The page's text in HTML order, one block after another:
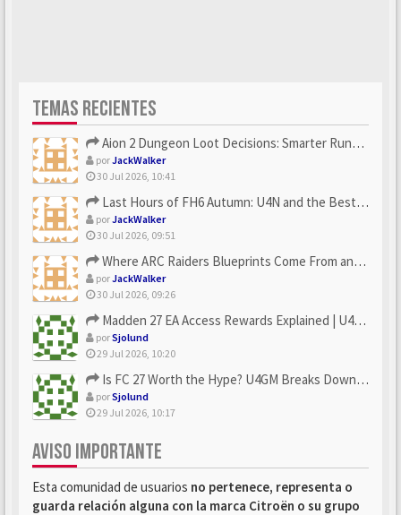
TEMAS RECIENTES
Aion 2 Dungeon Loot Decisions: Smarter Runs With U4N
porJackWalker
30 Jul 2026, 10:41
Last Hours of FH6 Autumn: U4N and the Best Rewards to Grab
porJackWalker
30 Jul 2026, 09:51
Where ARC Raiders Blueprints Come From and How U4N Can Help
porJackWalker
30 Jul 2026, 09:26
Madden 27 EA Access Rewards Explained | U4GM Early Game Surv...
porSjolund
29 Jul 2026, 10:20
Is FC 27 Worth the Hype? U4GM Breaks Down Every Major Reveal
porSjolund
29 Jul 2026, 10:17
AVISO IMPORTANTE
Esta comunidad de usuarios no pertenece, representa o
guarda relación alguna con la marca Citroën o su grupo